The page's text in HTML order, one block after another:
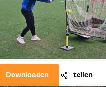
Downloaden teilen